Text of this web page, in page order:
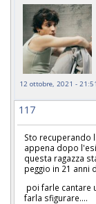
12 ottobre, 2021 - 21:51
117
Sto recuperando
appena dopo
questa ragazza
peggio in 21 anni
poi farle cantare
farla sfigurare....